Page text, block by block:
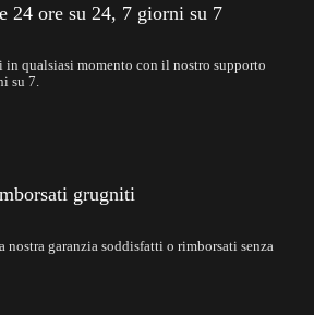
24 ore su 24, 7 giorni su 7
in qualsiasi momento con il nostro supporto
su 7.
grugniti
nostra garanzia soddisfatti o rimborsati senza